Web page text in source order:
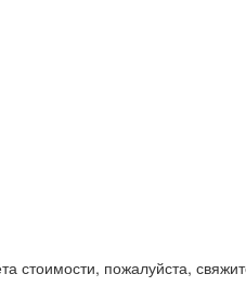
стоимости, пожалуйста,